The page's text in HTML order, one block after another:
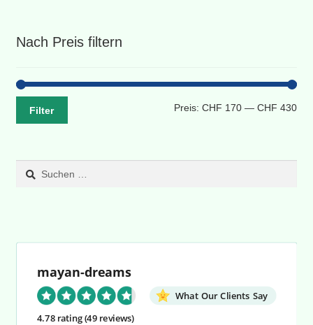
Nach Preis filtern
Filter Preis:CHF 170 —CHF 430
Suchen
nach:
mayan-dreams
What Our Clients Say
4.78 rating (49 reviews)